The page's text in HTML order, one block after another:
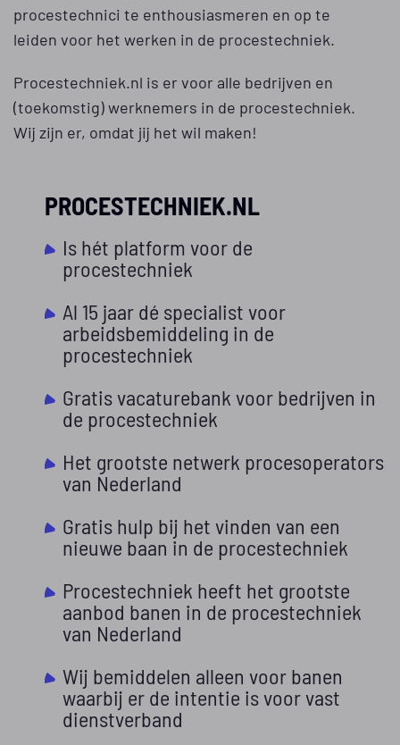
procestechnici te enthousiasmeren en op te
leiden voor het werken in de procestechniek.
Procestechniek.nl is er voor alle bedrijven en
(toekomstig) werknemers in de procestechniek.
Wij zijn er, omdat jij het wil maken!
PROCESTECHNIEK.NL
Is hét platform voor de
procestechniek
Al 15 jaar dé specialist voor
arbeidsbemiddeling in de
procestechniek
Gratis vacaturebank voor bedrijven in
de procestechniek
Het grootste netwerk procesoperators
van Nederland
Gratis hulp bij het vinden van een
nieuwe baan in de procestechniek
Procestechniek heeft het grootste
aanbod banen in de procestechniek
van Nederland
Wij bemiddelen alleen voor banen
waarbij er de intentie is voor vast
dienstverband